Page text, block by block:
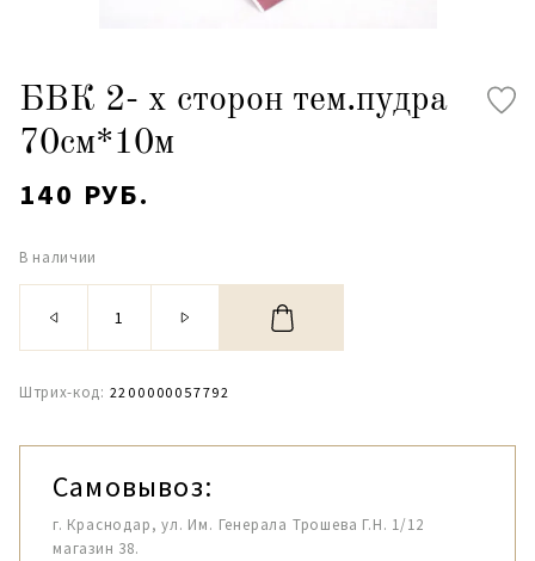
БВК 2- х сторон тем.пудра
70см*10м
140 РУБ.
В наличии
Штрих-код: 2200000057792
Самовывоз:
г. Краснодар, ул. Им. Генерала Трошева Г.Н. 1/12
магазин 38.